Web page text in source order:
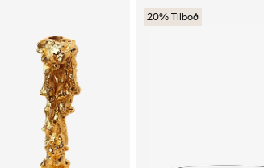
20% Tilboð